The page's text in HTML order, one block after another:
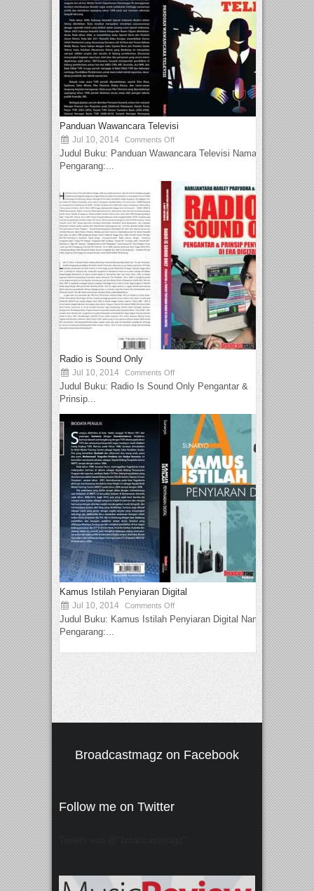
Panduan Wawancara Televisi
Jul 10, 2014 Comments Off
Judul Buku: Panduan Wawancara Televisi Nama
Pengarang:...
Radio is Sound Only
Jul 10, 2014 Comments Off
Judul Buku: Radio Is Sound Only Pengantar &
Prinsip...
Kamus Istilah Penyiaran Digital
Jul 10, 2014 Comments Off
Judul Buku: Kamus Istilah Penyiaran Digital Nama
Pengarang:...
Broadcastmagz on Facebook
Follow me on Twitter